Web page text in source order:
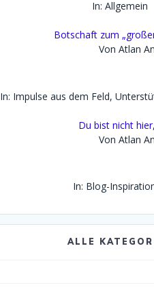
In: Allgemein
Botschaft zum
Von Atlan
In: Impulse aus dem Feld,
Du bist nicht
Von Atlan
In: Blog-
ALLE